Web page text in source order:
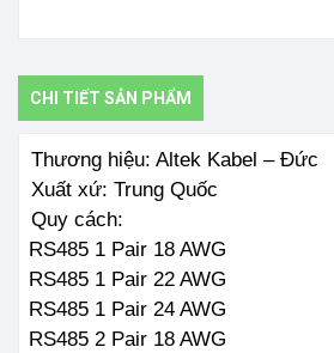
CHI TIẾT SẢN PHẨM
Thương hiệu: Altek Kabel – Đức
Xuất xứ: Trung Quốc
Quy cách:
RS485 1 Pair 18 AWG
RS485 1 Pair 22 AWG
RS485 1 Pair 24 AWG
RS485 2 Pair 18 AWG